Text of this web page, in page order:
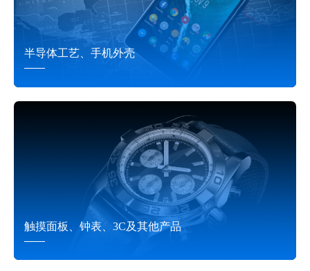
半导体工艺、手机外壳
触摸面板、钟表、3C及其他产品